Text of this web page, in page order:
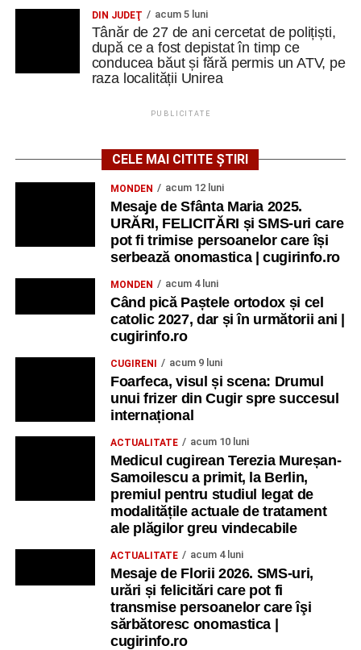
DIN JUDEŢ acum 5 luni
Tânăr de 27 de ani cercetat de polițiști,
după ce a fost depistat în timp ce
conducea băut și fără permis un ATV, pe
raza localității Unirea
PUBLICITATE
CELE MAI CITITE ȘTIRI
MONDEN acum 12 luni
Mesaje de Sfânta Maria 2025.
URĂRI, FELICITĂRI și SMS-uri care
pot fi trimise persoanelor care își
serbează onomastica | cugirinfo.ro
MONDEN acum 4 luni
Când pică Paștele ortodox și cel
catolic 2027, dar și în următorii ani |
cugirinfo.ro
CUGIRENI acum 9 luni
Foarfeca, visul și scena: Drumul
unui frizer din Cugir spre succesul
internațional
ACTUALITATE acum 10 luni
Medicul cugirean Terezia Mureșan-
Samoilescu a primit, la Berlin,
premiul pentru studiul legat de
modalitățile actuale de tratament
ale plăgilor greu vindecabile
ACTUALITATE acum 4 luni
Mesaje de Florii 2026. SMS-uri,
urări și felicitări care pot fi
transmise persoanelor care îşi
sărbătoresc onomastica |
cugirinfo.ro